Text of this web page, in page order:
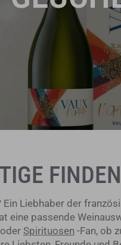
FINDEN
Liebhaber der
eine passende
Spirituosen -Fan, ob